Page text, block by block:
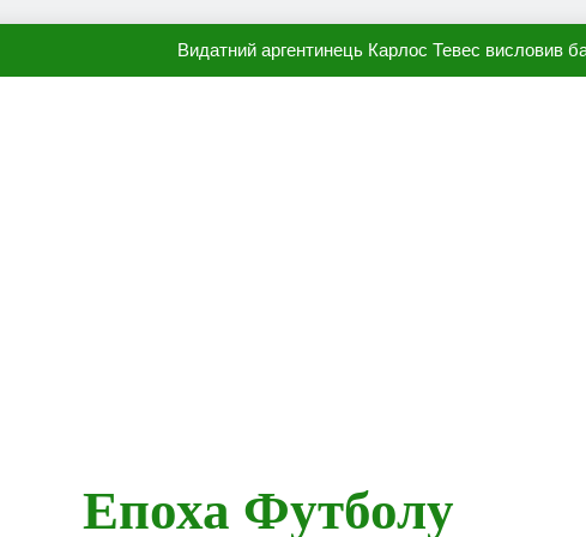
Видатний аргентинець Карлос Тевес висловив
Епоха Футболу